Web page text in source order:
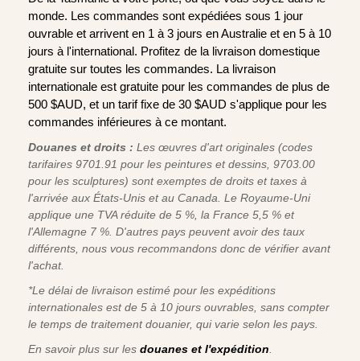
monde. Les commandes sont expédiées sous 1 jour
ouvrable et arrivent en 1 à 3 jours en Australie et en 5 à 10
jours à l'international. Profitez de la livraison domestique
gratuite sur toutes les commandes. La livraison
internationale est gratuite pour les commandes de plus de
500 $AUD, et un tarif fixe de 30 $AUD s'applique pour les
commandes inférieures à ce montant.
Douanes et droits : Les œuvres d'art originales (codes
tarifaires 9701.91 pour les peintures et dessins, 9703.00
pour les sculptures) sont exemptes de droits et taxes à
l'arrivée aux États-Unis et au Canada. Le Royaume-Uni
applique une TVA réduite de 5 %, la France 5,5 % et
l'Allemagne 7 %. D'autres pays peuvent avoir des taux
différents, nous vous recommandons donc de vérifier avant
l'achat.
*Le délai de livraison estimé pour les expéditions
internationales est de 5 à 10 jours ouvrables, sans compter
le temps de traitement douanier, qui varie selon les pays.
En savoir plus sur les douanes et l'expédition